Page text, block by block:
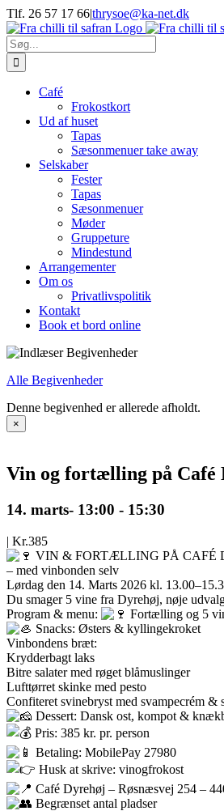
Skip
to
content
Tlf. 26 57 17 66|thrysoe@ka-net.dk
Facebook
Instagram
Søg
efter:
Café
Frokostkort
Ud af huset
Tapas
Sæsonmenuer take away
Selskaber
Fester
Tapas
Sæsonmenuer
Møder
Gruppeture
Mindestund
Arrangementer
Om os
Privatlivspolitik
Kontakt
Book et bord online
Alle Begivenheder
Denne begivenhed er allerede afholdt.
×
Vin og fortælling på Café
14. marts- 13:00 - 15:30
| Kr.385
VIN & FORTÆLLING PÅ CAFÉ
– med vinbonden selv
Lørdag den 14. Marts 2026 kl.
Du smager 5 vine fra Dyrehøj, nøje
Program & menu:
Fortælling og 5
Snacks: Østers & kyllingekroket
Vinbondens bræt:
Krydderbagt laks
Bitre salater med røget blåmuslinger
Lufttørret skinke med pesto
Confiteret svinebryst med svampecrém &
Dessert: Dansk ost, kompot &
Pris: 385 kr. pr. person
Betaling: MobilePay 27980
Husk at skrive: vinogfrokost
Café Dyrehøj – Røsnæsvej 254 –
Begrænset antal pladser